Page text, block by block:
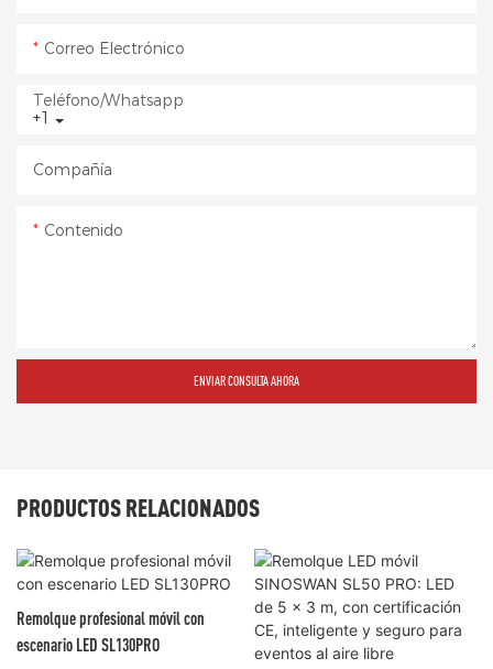
Correo Electrónico
+1
Teléfono/whatsapp
Compañía
Contenido
ENVIAR CONSULTA AHORA
PRODUCTOS RELACIONADOS
Remolque profesional móvil con
escenario LED SL130PRO